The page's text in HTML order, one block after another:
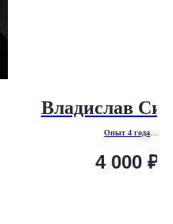
Владислав
Опыт 4 года
Бизнес-
4 000 ₽